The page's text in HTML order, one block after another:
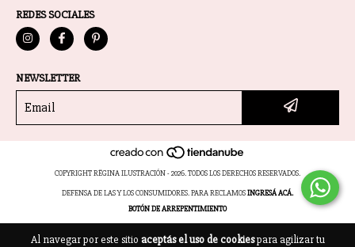
Al navegar por este sitio aceptás el uso de cookiespara agilizar tu
REDES SOCIALES
NEWSLETTER
COPYRIGHT RËGINA ILUSTRACIÓN - 2026. TODOS LOS DERECHOS RESERVADOS.
DEFENSA DE LAS Y LOS CONSUMIDORES. PARA RECLAMOSINGRESÁ ACÁ.
BOTÓN DE ARREPENTIMIENTO